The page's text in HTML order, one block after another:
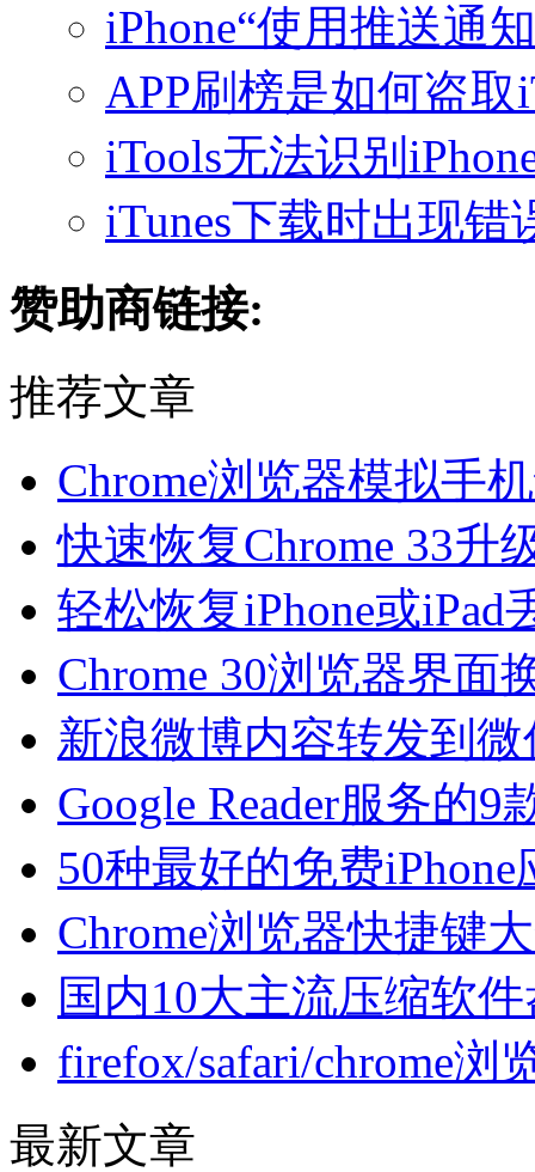
iPhone“使用推送通
APP刷榜是如何盗取
iTools无法识别
iTunes下载时出现错
赞助商链接:
推荐文章
Chrome浏览器模拟手
快速恢复Chrome 33升
轻松恢复iPhone或iPad
Chrome 30浏览器界面
新浪微博内容转发到
Google Reader服务的9
50种最好的免费iPhone
Chrome浏览器快捷键
国内10大主流压缩软
firefox/safari/chrome浏
最新文章